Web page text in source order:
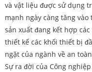
và vật liệu được sử dụng
mạnh ngày càng tăng
sản xuất đang kết hợp
thiết kế các khối thiết bị
ngặt của ngành về an
Sự ra đời của Công